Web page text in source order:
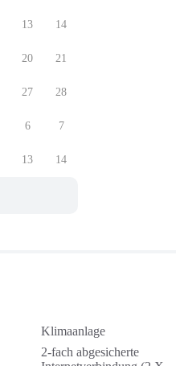
Klimaanlage
2-fach abgesicherte
13 14
20 21
27 28
6 7
13 14